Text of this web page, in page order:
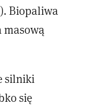
Biopaliwa
masową
silniki
się